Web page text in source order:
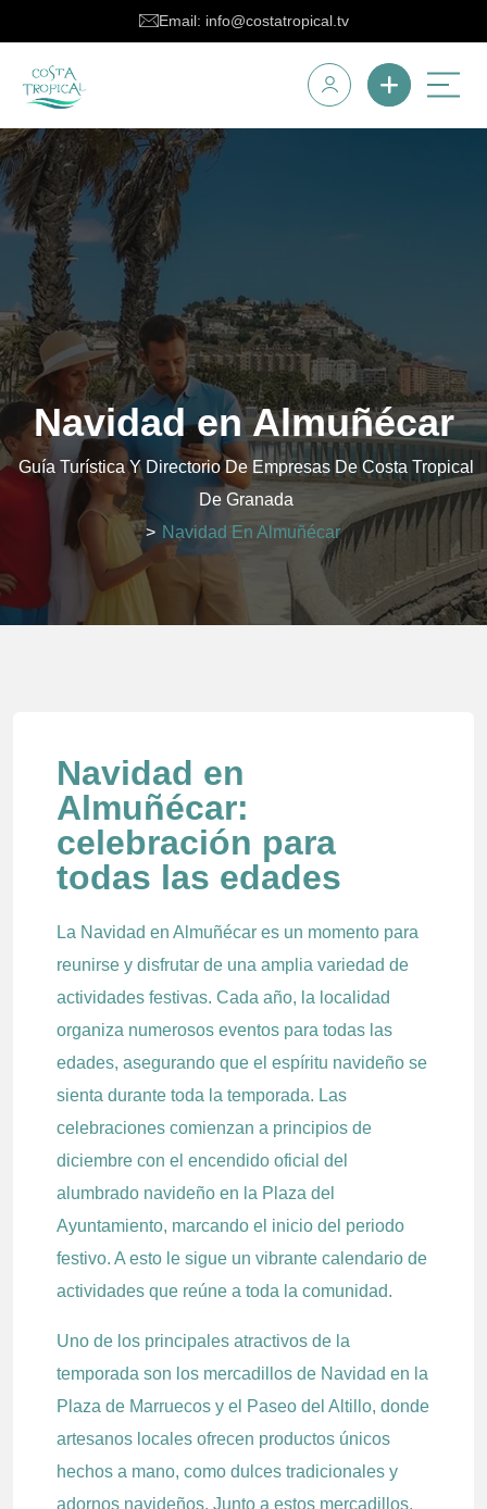
Email: info@costatropical.tv
Navidad en Almuñécar
Guía Turística Y Directorio De Empresas De Costa Tropical
De Granada
> Navidad En Almuñécar
Navidad en
Almuñécar:
celebración para
todas las edades
La Navidad en Almuñécar es un momento para
reunirse y disfrutar de una amplia variedad de
actividades festivas. Cada año, la localidad
organiza numerosos eventos para todas las
edades, asegurando que el espíritu navideño se
sienta durante toda la temporada. Las
celebraciones comienzan a principios de
diciembre con el encendido oficial del
alumbrado navideño en la Plaza del
Ayuntamiento, marcando el inicio del periodo
festivo. A esto le sigue un vibrante calendario de
actividades que reúne a toda la comunidad.
Uno de los principales atractivos de la
temporada son los mercadillos de Navidad en la
Plaza de Marruecos y el Paseo del Altillo, donde
artesanos locales ofrecen productos únicos
hechos a mano, como dulces tradicionales y
adornos navideños. Junto a estos mercadillos,